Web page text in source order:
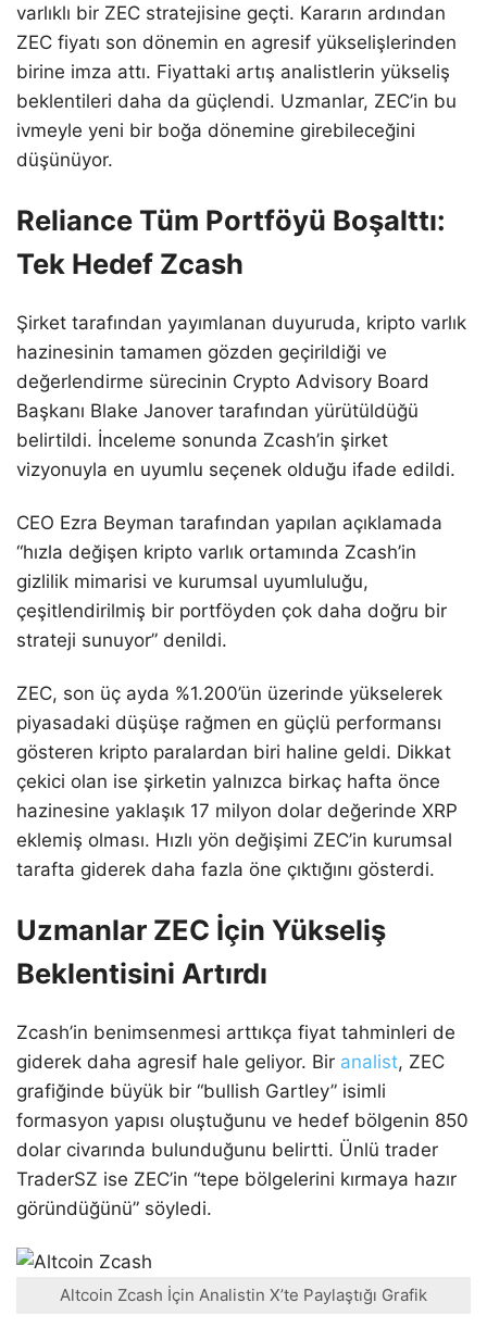
varlıklı bir ZEC stratejisine geçti. Kararın ardından
ZEC fiyatı son dönemin en agresif yükselişlerinden
birine imza attı. Fiyattaki artış analistlerin yükseliş
beklentileri daha da güçlendi. Uzmanlar, ZEC’in bu
ivmeyle yeni bir boğa dönemine girebileceğini
düşünüyor.
Reliance Tüm Portföyü Boşalttı:
Tek Hedef Zcash
Şirket tarafından yayımlanan duyuruda, kripto varlık
hazinesinin tamamen gözden geçirildiği ve
değerlendirme sürecinin Crypto Advisory Board
Başkanı Blake Janover tarafından yürütüldüğü
belirtildi. İnceleme sonunda Zcash’in şirket
vizyonuyla en uyumlu seçenek olduğu ifade edildi.
CEO Ezra Beyman tarafından yapılan açıklamada
“hızla değişen kripto varlık ortamında Zcash’in
gizlilik mimarisi ve kurumsal uyumluluğu,
çeşitlendirilmiş bir portföyden çok daha doğru bir
strateji sunuyor” denildi.
ZEC, son üç ayda %1.200’ün üzerinde yükselerek
piyasadaki düşüşe rağmen en güçlü performansı
gösteren kripto paralardan biri haline geldi. Dikkat
çekici olan ise şirketin yalnızca birkaç hafta önce
hazinesine yaklaşık 17 milyon dolar değerinde XRP
eklemiş olması. Hızlı yön değişimi ZEC’in kurumsal
tarafta giderek daha fazla öne çıktığını gösterdi.
Uzmanlar ZEC İçin Yükseliş
Beklentisini Artırdı
Zcash’in benimsenmesi arttıkça fiyat tahminleri de
giderek daha agresif hale geliyor. Bir analist, ZEC
grafiğinde büyük bir “bullish Gartley” isimli
formasyon yapısı oluştuğunu ve hedef bölgenin 850
dolar civarında bulunduğunu belirtti. Ünlü trader
TraderSZ ise ZEC’in “tepe bölgelerini kırmaya hazır
göründüğünü” söyledi.
Altcoin Zcash İçin Analistin X’te Paylaştığı Grafik